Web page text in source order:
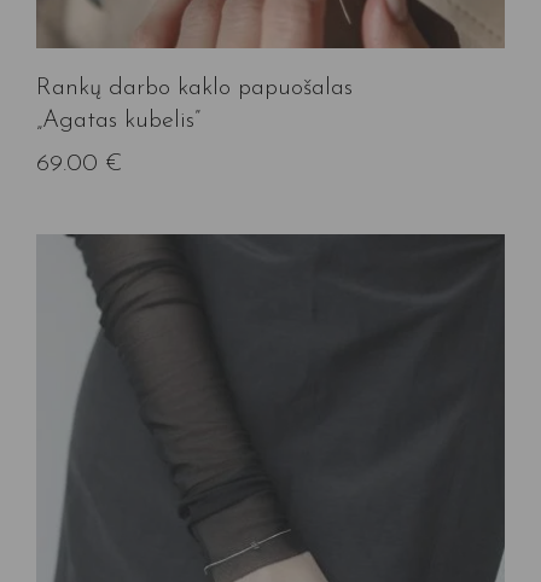
Rankų darbo kaklo papuošalas
„Agatas kubelis”
69.00 €